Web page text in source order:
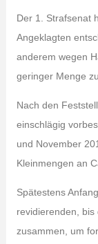
Der 1. Strafsenat
Angeklagten
anderem wegen
geringer Menge
Nach den
einschlägig
und November
Kleinmengen an
Spätestens
revidierenden, bis
zusammen, um